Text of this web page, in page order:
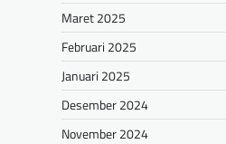
Maret 2025
Februari 2025
Januari 2025
Desember 2024
November 2024